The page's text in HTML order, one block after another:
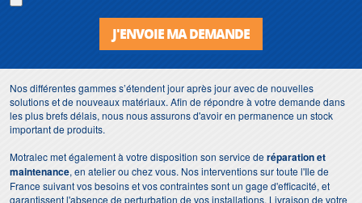
J'ENVOIE MA DEMANDE
Nos différentes gammes s’étendent jour après jour avec de nouvelles
solutions et de nouveaux matériaux. Afin de répondre à votre demande dans
les plus brefs délais, nous nous assurons d'avoir en permanence un stock
important de produits.
Motralec met également à votre disposition son service deréparation et
maintenance, en atelier ou chez vous. Nos interventions sur toute l'Ile de
France suivant vos besoins et vos contraintes sont un gage d'efficacité, et
garantissent l'absence de perturbation de vos installations. Livraison de votre